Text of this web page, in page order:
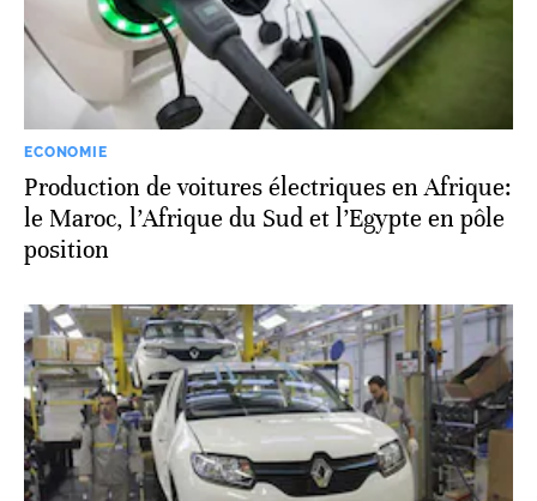
ECONOMIE
Production de voitures électriques en Afrique:
le Maroc, l’Afrique du Sud et l’Egypte en pôle
position